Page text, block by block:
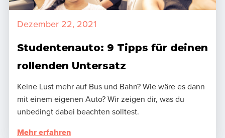
Dezember 22, 2021
Studentenauto: 9 Tipps für deinen
rollenden Untersatz
Keine Lust mehr auf Bus und Bahn? Wie wäre es dann
mit einem eigenen Auto? Wir zeigen dir, was du
unbedingt dabei beachten solltest.
Mehr erfahren